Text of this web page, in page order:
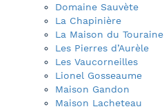
Domaine Sauvète
La Chapinière
La Maison du Touraine
Les Pierres d’Aurèle
Les Vaucorneilles
Lionel Gosseaume
Maison Gandon
Maison Lacheteau